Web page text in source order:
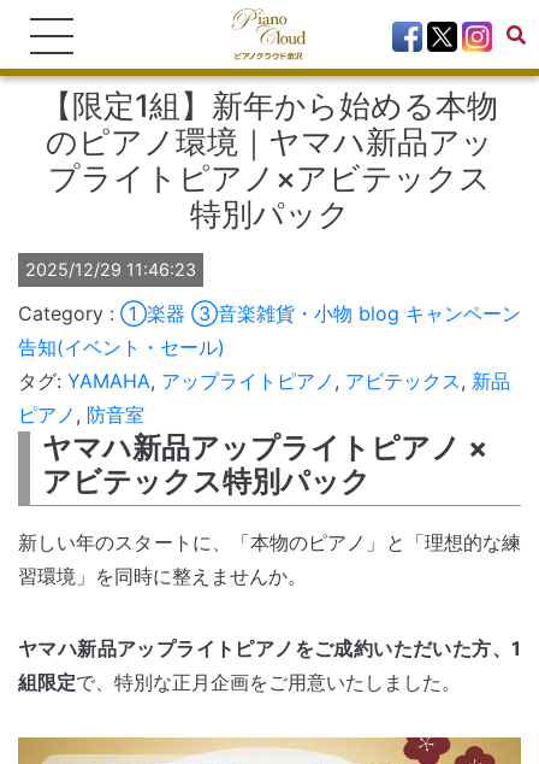
【限定1組】新年から始める本物
のピアノ環境｜ヤマハ新品アッ
プライトピアノ×アビテックス
特別パック
2025/12/29 11:46:23
①楽器 ③音楽雑貨・小物 blog キャンペーン
告知(イベント・セール)
タグ: YAMAHA, アップライトピアノ , アビテックス, 新品
ピアノ , 防音室
ヤマハ新品アップライトピアノ ×
アビテックス特別パック
新しい年のスタートに、「本物のピアノ」と「理想的な練
習環境」を同時に整えませんか。
ヤマハ新品アップライトピアノをご成約いただいた方、1
組限定で、特別な正月企画をご用意いたしました。